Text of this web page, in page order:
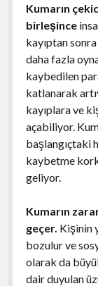
Kumarın
birleşince
kayıptan
daha fazla
kaybedilen
katlanarak
kayıplara ve
açabiliyor.
başlangıçtaki
kaybetme
geliyor.
Kumarın
geçer. Kişinin
bozulur ve
olarak da
dair duyulan